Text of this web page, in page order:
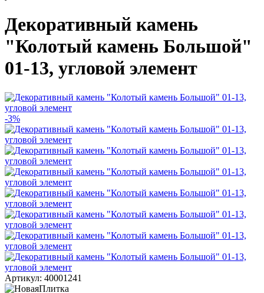
Декоративный камень
"Колотый камень Большой"
01-13, угловой элемент
-3%
Артикул: 40001241